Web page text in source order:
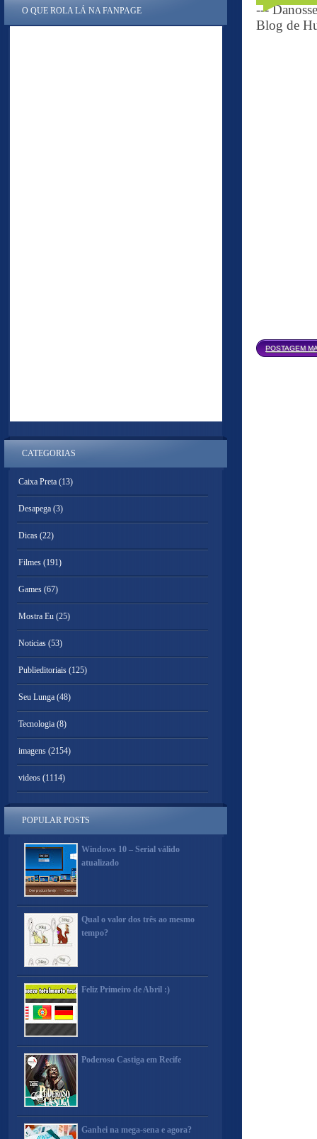
---
Blog de
POSTAGEM
O QUE ROLA LÁ NA FANPAGE
CATEGORIAS
Caixa Preta (13)
Desapega (3)
Dicas (22)
Filmes (191)
Games (67)
Mostra Eu (25)
Noticias (53)
Publieditoriais (125)
Seu Lunga (48)
Tecnologia (8)
imagens (2154)
videos (1114)
POPULAR POSTS
Windows 10 – Serial válido
atualizado
Qual o valor dos três ao mesmo
tempo?
Feliz Primeiro de Abril :)
Poderoso Castiga em Recife
Ganhei na mega-sena e agora?